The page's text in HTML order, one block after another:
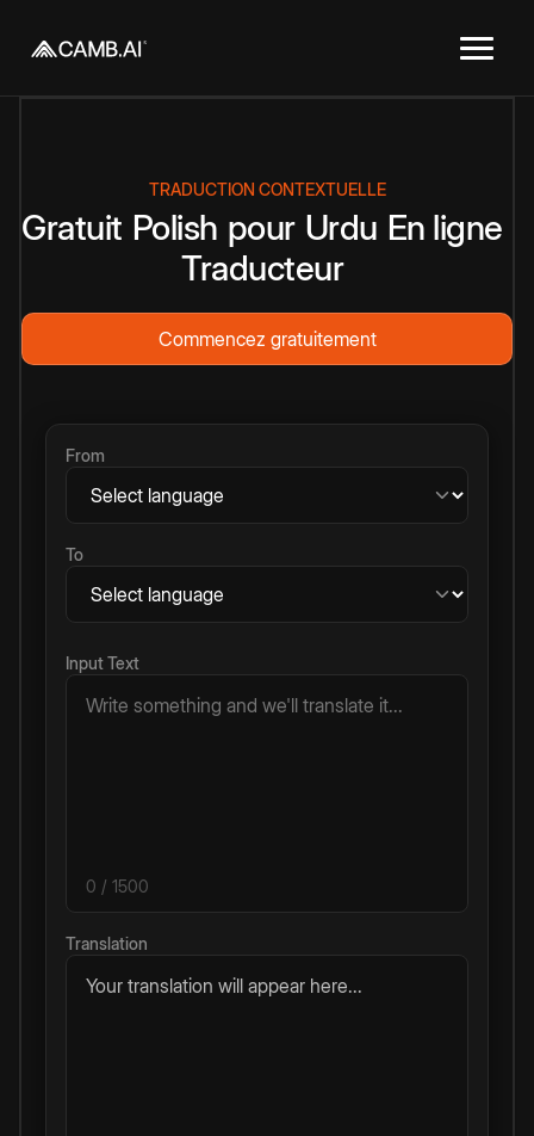
TRADUCTION CONTEXTUELLE
Gratuit Polish pour Urdu En ligne
Traducteur
Commencez gratuitement
From
To
Input Text
0 / 1500
Translation
Your translation will appear here...